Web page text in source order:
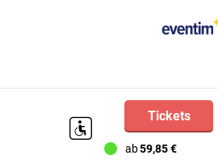
in Not
zu
Barrierefreiheit
ab59,85 €
Tickets